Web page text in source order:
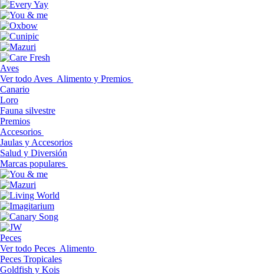
Aves
Ver todo Aves Alimento y Premios
Canario
Loro
Fauna silvestre
Premios
Accesorios
Jaulas y Accesorios
Salud y Diversión
Marcas populares
Peces
Ver todo Peces Alimento
Peces Tropicales
Goldfish y Kois